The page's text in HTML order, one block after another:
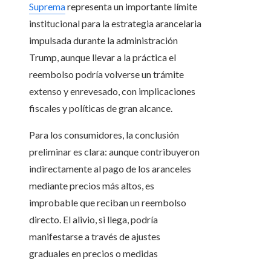
Supremarepresenta un importante límite
institucional para la estrategia arancelaria
impulsada durante la administración
Trump, aunque llevar a la práctica el
reembolso podría volverse un trámite
extenso y enrevesado, con implicaciones
fiscales y políticas de gran alcance.
Para los consumidores, la conclusión
preliminar es clara: aunque contribuyeron
indirectamente al pago de los aranceles
mediante precios más altos, es
improbable que reciban un reembolso
directo. El alivio, si llega, podría
manifestarse a través de ajustes
graduales en precios o medidas